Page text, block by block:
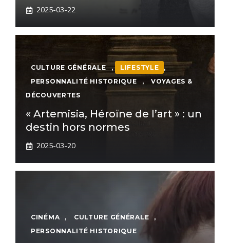
2025-03-22
CULTURE GÉNÉRALE , LIFESTYLE
,
PERSONNALITÉ HISTORIQUE
,
VOYAGES &
DÉCOUVERTES
« Artemisia, Héroïne de l’art » : un
destin hors normes
2025-03-20
CINÉMA , CULTURE GÉNÉRALE
,
PERSONNALITÉ HISTORIQUE